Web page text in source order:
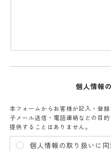
個人情報
本フォームからお客様が記入・登
子メール送信・電話連絡などの目
提供することはありません。
個人情報の取り扱いに同